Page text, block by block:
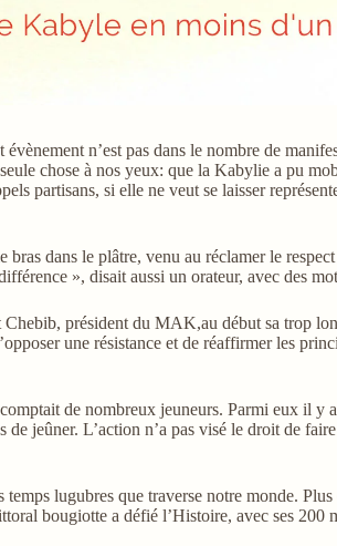
n’est pas dans le nombre de
chose à nos yeux: que la Kabylie a pu
partisans, si elle ne veut se laisser
dans le plâtre, venu au réclamer le
», disait aussi un orateur, avec des
président du MAK,au début sa trop
une résistance et de réaffirmer les
de nombreux jeuneurs. Parmi eux il y
jeûner. L’action n’a pas visé le droit de
lugubres que traverse notre monde.
bougiotte a défié l’Histoire, avec ses 200